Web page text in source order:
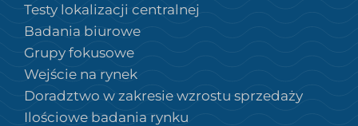
Testy lokalizacji centralnej
Badania biurowe
Grupy fokusowe
Wejście na rynek
Doradztwo w zakresie wzrostu sprzedaży
Ilościowe badania rynku